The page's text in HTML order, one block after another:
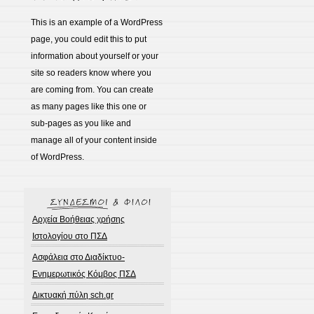
This is an example of a WordPress
page, you could edit this to put
information about yourself or your
site so readers know where you
are coming from. You can create
as many pages like this one or
sub-pages as you like and
manage all of your content inside
of WordPress.
Αρχεία Βοήθειας χρήσης
Ιστολογίου στο ΠΣΔ
Ασφάλεια στο Διαδίκτυο-
Ενημερωτικός Κόμβος ΠΣΔ
Δικτυακή πύλη sch.gr